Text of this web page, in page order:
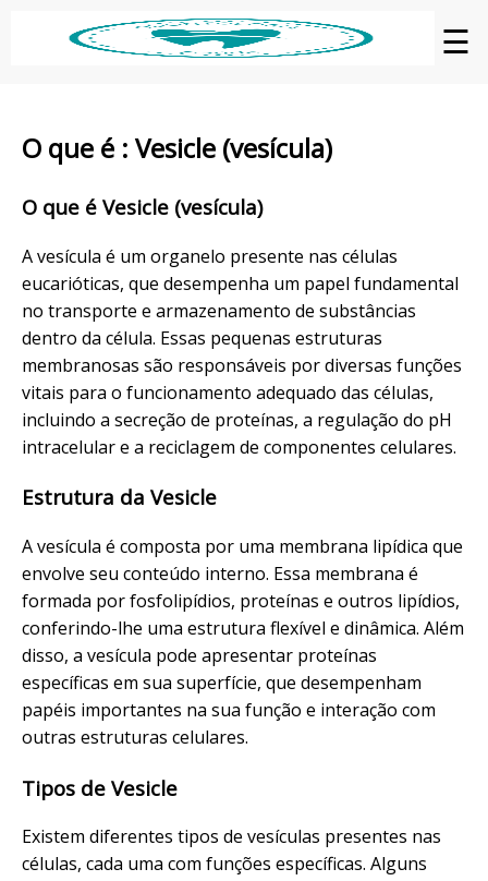
☰
O que é : Vesicle (vesícula)
O que é Vesicle (vesícula)
A vesícula é um organelo presente nas células
eucarióticas, que desempenha um papel fundamental
no transporte e armazenamento de substâncias
dentro da célula. Essas pequenas estruturas
membranosas são responsáveis por diversas funções
vitais para o funcionamento adequado das células,
incluindo a secreção de proteínas, a regulação do pH
intracelular e a reciclagem de componentes celulares.
Estrutura da Vesicle
A vesícula é composta por uma membrana lipídica que
envolve seu conteúdo interno. Essa membrana é
formada por fosfolipídios, proteínas e outros lipídios,
conferindo-lhe uma estrutura flexível e dinâmica. Além
disso, a vesícula pode apresentar proteínas
específicas em sua superfície, que desempenham
papéis importantes na sua função e interação com
outras estruturas celulares.
Tipos de Vesicle
Existem diferentes tipos de vesículas presentes nas
células, cada uma com funções específicas. Alguns